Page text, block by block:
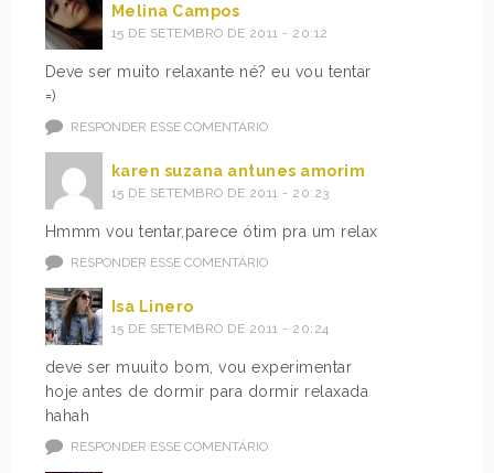
Melina Campos
15 DE SETEMBRO DE 2011 - 20:12
Deve ser muito relaxante né? eu vou tentar
=)
RESPONDER ESSE COMENTÁRIO
karen suzana antunes amorim
15 DE SETEMBRO DE 2011 - 20:23
Hmmm vou tentar,parece ótim pra um relax
RESPONDER ESSE COMENTÁRIO
Isa Linero
15 DE SETEMBRO DE 2011 - 20:24
deve ser muuito bom, vou experimentar
hoje antes de dormir para dormir relaxada
hahah
RESPONDER ESSE COMENTÁRIO